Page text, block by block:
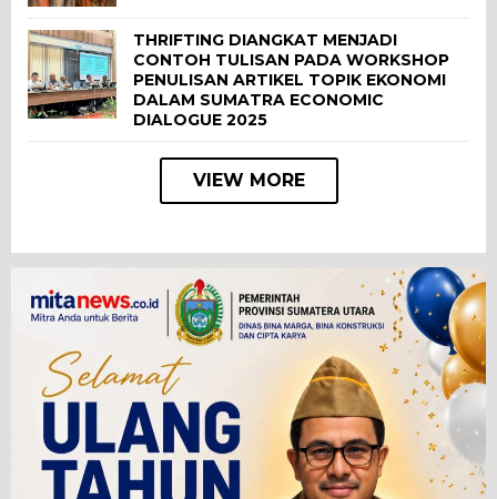
THRIFTING DIANGKAT MENJADI
CONTOH TULISAN PADA WORKSHOP
PENULISAN ARTIKEL TOPIK EKONOMI
DALAM SUMATRA ECONOMIC
DIALOGUE 2025
VIEW MORE